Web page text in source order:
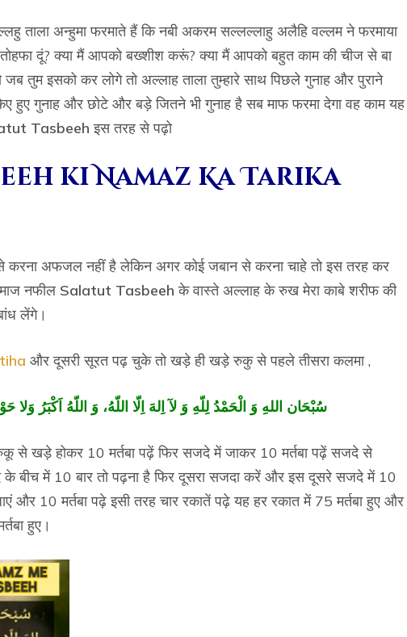
ताला अन्हुमा फरमाते हैं कि नबी अकरम सल्लल्लाहु अलैहि वल्लम ने फरमाया
दूं? क्या मैं आपको बख्शीश करूं? क्या मैं आपको बहुत काम की चीज से बा
तुम इसको कर लोगे तो अल्लाह ताला तुम्हारे साथ पिछले गुनाह और पुराने
हुए गुनाह और छोटे और बड़े जितने भी गुनाह है सब माफ फरमा देगा वह काम यह
Tasbeeh इस तरह से पढ़ो
ki Namaz KaTarika
करना अफजल नहीं है लेकिन अगर कोई जबान से करना चाहे तो इस तरह कर
नफील Salatut Tasbeeh के वास्ते अल्लाह के रुख मेरा काबे शरीफ की
लेंगे।
और दूसरी सूरत पढ़ चुके तो खड़े ही खड़े रुकु से पहले तीसरा कलमा ,
سُبْحَان اللهِ وَ الْحَمْدُ لِلّهِ وَ لآ اِلهَ اِلّا اللّهُ، وَ اللّهُ اَكْبَرُ وَلا
से खड़े होकर 10 मर्तबा पढ़ें फिर सजदे में जाकर 10 मर्तबा पढ़ें सजदे से
के बीच में 10 बार तो पढ़ना है फिर दूसरा सजदा करें और इस दूसरे सजदे में 10
और 10 मर्तबा पढ़े इसी तरह चार रकातें पढ़े यह हर रकात में 75 मर्तबा हुए और
हुए।